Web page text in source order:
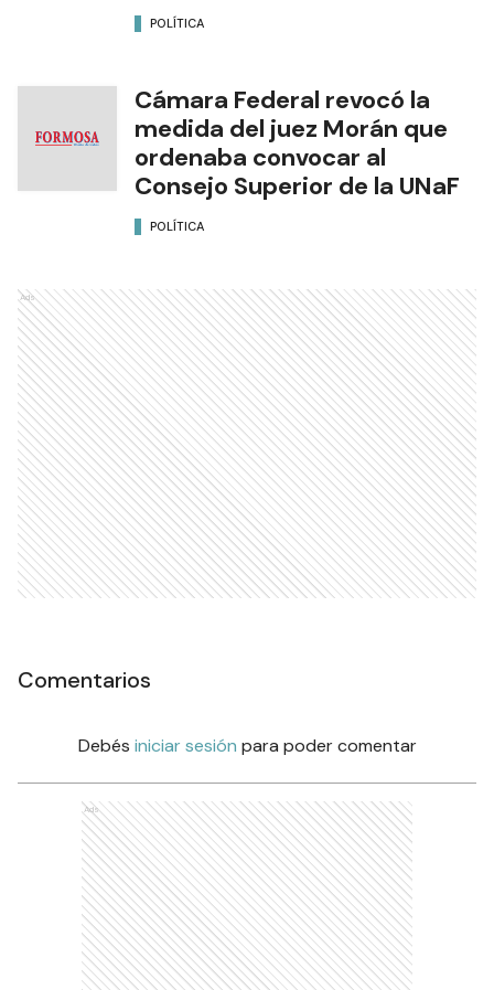
POLÍTICA
Cámara Federal revocó la
medida del juez Morán que
ordenaba convocar al
Consejo Superior de la UNaF
POLÍTICA
Ads
Comentarios
Debés iniciar sesión para poder comentar
Ads